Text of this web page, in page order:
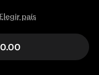
Elegir país